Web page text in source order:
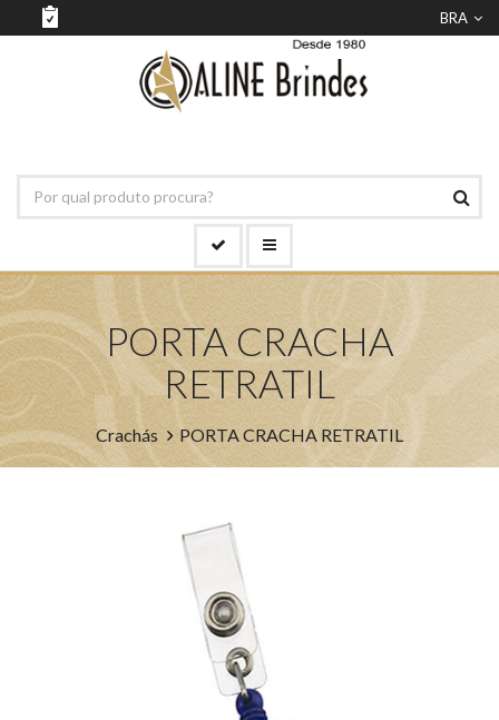
BRA
PORTA CRACHA
RETRATIL
Crachás PORTA CRACHA RETRATIL